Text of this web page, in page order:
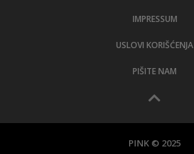
IMPRESSUM
USLOVI KORIŠĆENJA
PIŠITE NAM
PINK © 2025